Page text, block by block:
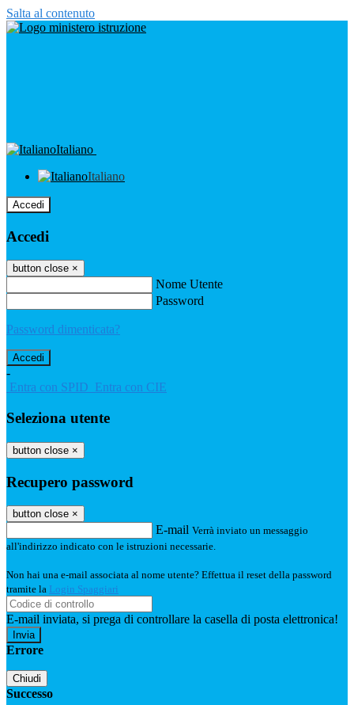
Salta al contenuto
Italiano
Italiano
Accedi
Accedi
button close ×
Nome Utente
Password
Password dimenticata?
-
Entra con SPID Entra con CIE
Seleziona utente
button close ×
Recupero password
button close ×
E-mail Verrà inviato un messaggio
all'indirizzo indicato con le istruzioni necessarie.
Non hai una e-mail associata al nome utente? Effettua il reset della password
tramite la Login Spaggiari
E-mail inviata, si prega di controllare la casella di posta elettronica!
Errore
Chiudi
Successo